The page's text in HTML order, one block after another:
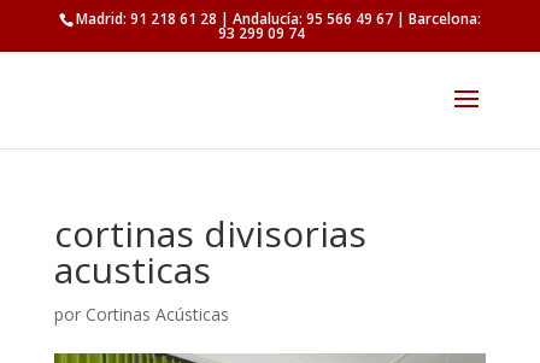
Madrid: 91 218 61 28 | Andalucía: 95 566 49 67 | Barcelona:
93 299 09 74
cortinas divisorias
acusticas
por Cortinas Acústicas